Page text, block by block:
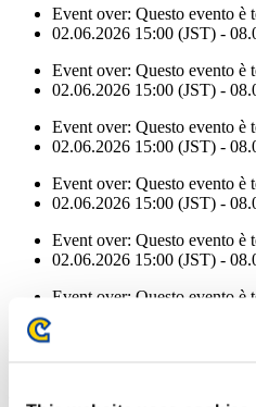
Event over: Questo evento è
02.06.2026 15:00 (JST) -
Event over: Questo evento è
02.06.2026 15:00 (JST) -
Event over: Questo evento è
02.06.2026 15:00 (JST) -
Event over: Questo evento è
02.06.2026 15:00 (JST) -
Event over: Questo evento è
02.06.2026 15:00 (JST) -
Event over: Questo evento è
02.06.2026 15:00 (JST) -
Ricompense
Per conseguimento